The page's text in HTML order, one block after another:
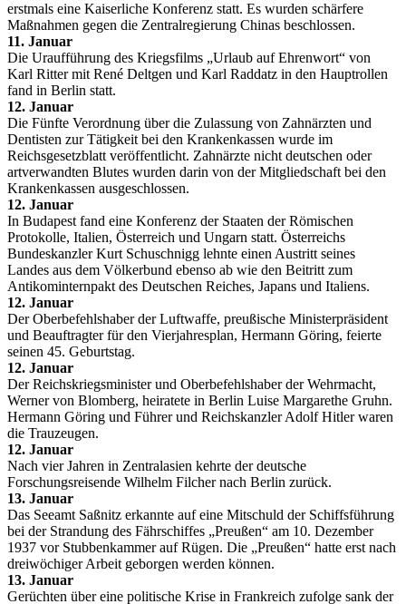
erstmals eine Kaiserliche Konferenz statt. Es wurden schärfere
Maßnahmen gegen die Zentralregierung Chinas beschlossen.
11. Januar
Die Uraufführung des Kriegsfilms „Urlaub auf Ehrenwort“ von
Karl Ritter mit René Deltgen und Karl Raddatz in den Hauptrollen
fand in Berlin statt.
12. Januar
Die Fünfte Verordnung über die Zulassung von Zahnärzten und
Dentisten zur Tätigkeit bei den Krankenkassen wurde im
Reichsgesetzblatt veröffentlicht. Zahnärzte nicht deutschen oder
artverwandten Blutes wurden darin von der Mitgliedschaft bei den
Krankenkassen ausgeschlossen.
12. Januar
In Budapest fand eine Konferenz der Staaten der Römischen
Protokolle, Italien, Österreich und Ungarn statt. Österreichs
Bundeskanzler Kurt Schuschnigg lehnte einen Austritt seines
Landes aus dem Völkerbund ebenso ab wie den Beitritt zum
Antikominternpakt des Deutschen Reiches, Japans und Italiens.
12. Januar
Der Oberbefehlshaber der Luftwaffe, preußische Ministerpräsident
und Beauftragter für den Vierjahresplan, Hermann Göring, feierte
seinen 45. Geburtstag.
12. Januar
Der Reichskriegsminister und Oberbefehlshaber der Wehrmacht,
Werner von Blomberg, heiratete in Berlin Luise Margarethe Gruhn.
Hermann Göring und Führer und Reichskanzler Adolf Hitler waren
die Trauzeugen.
12. Januar
Nach vier Jahren in Zentralasien kehrte der deutsche
Forschungsreisende Wilhelm Filcher nach Berlin zurück.
13. Januar
Das Seeamt Saßnitz erkannte auf eine Mitschuld der Schiffsführung
bei der Strandung des Fährschiffes „Preußen“ am 10. Dezember
1937 vor Stubbenkammer auf Rügen. Die „Preußen“ hatte erst nach
dreiwöchiger Arbeit geborgen werden können.
13. Januar
Gerüchten über eine politische Krise in Frankreich zufolge sank der